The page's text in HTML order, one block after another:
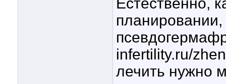
Естественно,
планировании,
infertility.ru/
лечить нужно